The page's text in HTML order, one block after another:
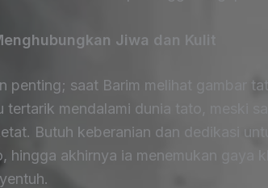
Jiwa dan Kulit
penting; saat Barim melihat gambar
tertarik mendalami dunia tato, meski
Butuh keberanian dan dedikasi
hingga akhirnya ia menemukan gaya